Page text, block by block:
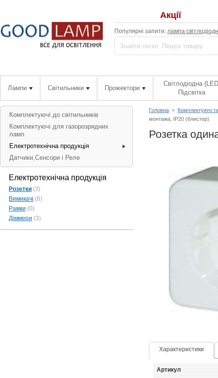
Акції
Популярні запити: лампа
Лампи Світильники Прожектори
Світлодіодна
Підсвітка
Головна > Комплектуючі
монтажа, IP20 (блистер)
Розетка
Характеристики
Артикул
Комплектуючі до світильників
Комплектуючі для газорозрядних
ламп
Електротехнічна продукція
Датчики,Сенсори і Реле
Електротехнічна продукція
Розетки (3)
Вимикачі (6)
Рамки (0)
Діммери (3)